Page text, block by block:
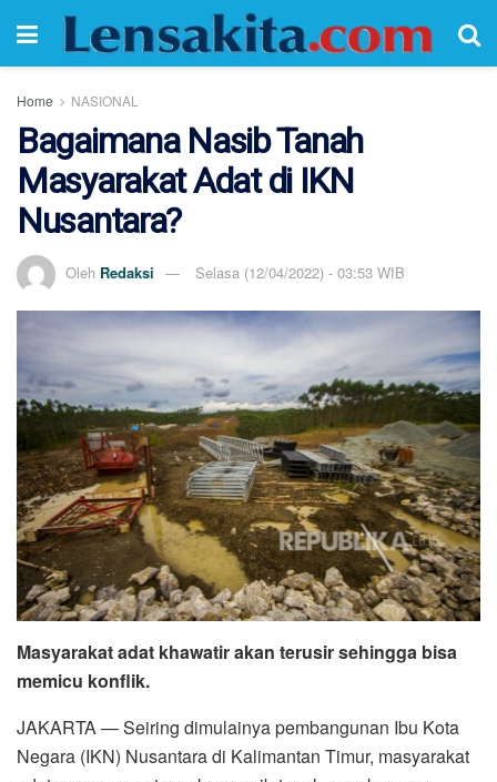
Home NASIONAL
Bagaimana Nasib Tanah
Masyarakat Adat di IKN
Nusantara?
Oleh Redaksi Selasa (12/04/2022) - 03:53 WIB
Masyarakat adat khawatir akan terusir sehingga bisa
memicu konflik.
JAKARTA — Seiring dimulainya pembangunan Ibu Kota
Negara (IKN) Nusantara di Kalimantan Timur, masyarakat